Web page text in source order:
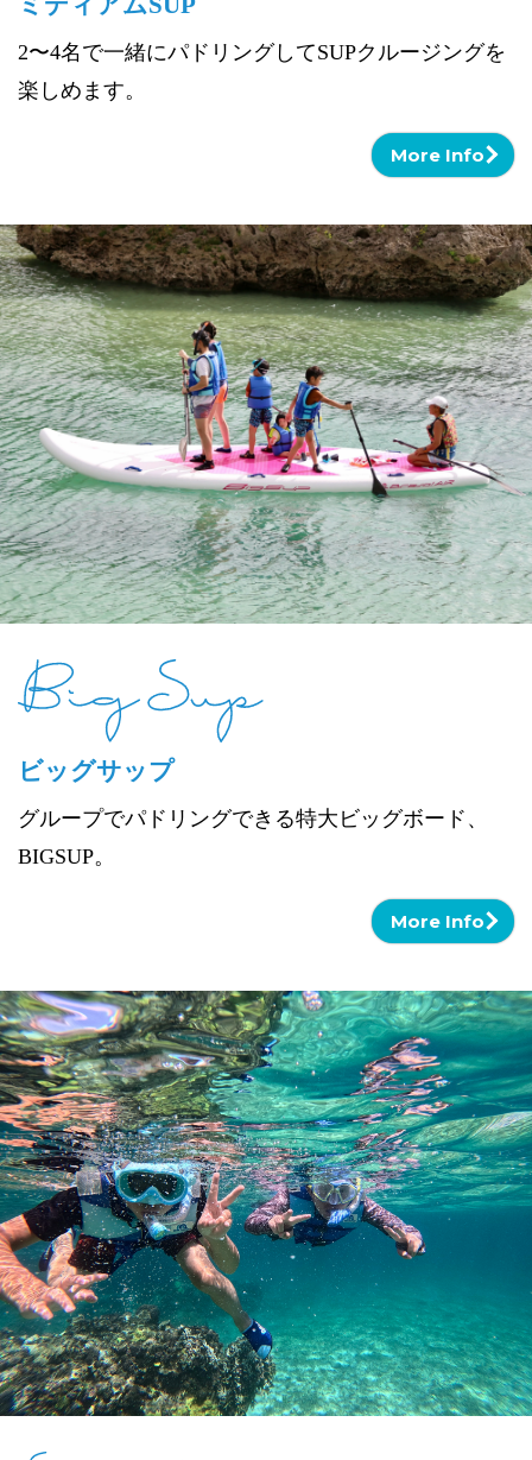
2〜4名で一緒にパドリングしてSUPクルージングを
楽しめます。
More Info
ビッグサップ
グループでパドリングできる特大ビッグボード、
BIGSUP。
More Info